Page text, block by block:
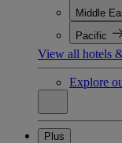
Middle
Pacific
View all hotels
Explore
Plus